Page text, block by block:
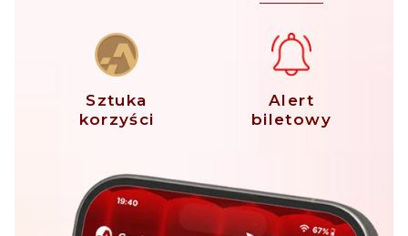
Sztuka
korzyści
Alert
biletowy